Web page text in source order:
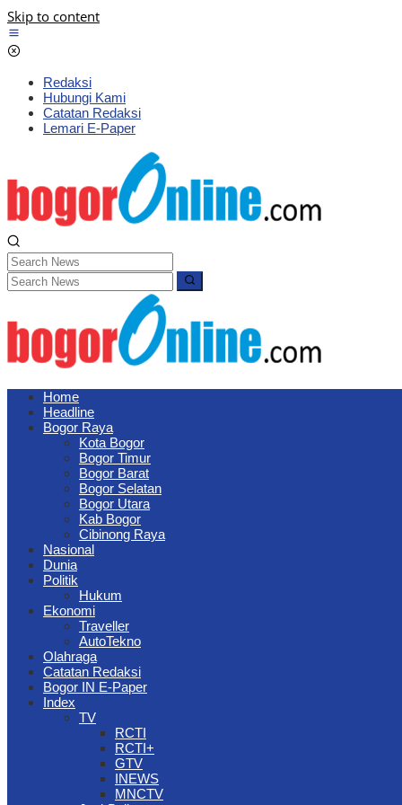
Skip to content
Redaksi
Hubungi Kami
Catatan Redaksi
Lemari E-Paper
Home
Headline
Bogor Raya
Kota Bogor
Bogor Timur
Bogor Barat
Bogor Selatan
Bogor Utara
Kab Bogor
Cibinong Raya
Nasional
Dunia
Politik
Hukum
Ekonomi
Traveller
AutoTekno
Olahraga
Catatan Redaksi
Bogor IN E-Paper
Index
TV
RCTI
RCTI+
GTV
INEWS
MNCTV